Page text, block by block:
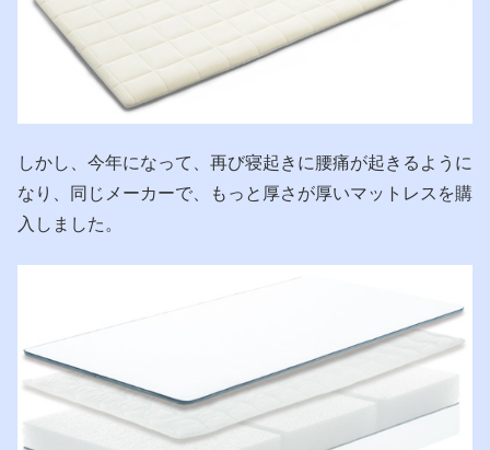
しかし、今年になって、再び寝起きに腰痛が起きるように
なり、同じメーカーで、もっと厚さが厚いマットレスを購
入しました。